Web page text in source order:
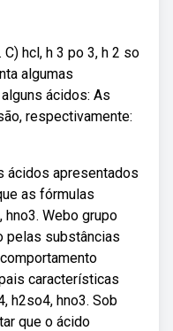
C) hcl, h 3 po 3, h 2 so
algumas
ácidos: As
respectivamente:
ácidos apresentados
as fórmulas
hno3. Webo grupo
pelas substâncias
características
h2so4, hno3. Sob
que o ácido